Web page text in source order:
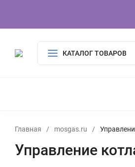
КАТАЛОГ ТОВАРОВ
Главная / mosgas.ru /
Управление